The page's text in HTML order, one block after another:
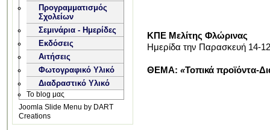
Προγραμματισμός
Σχολείων
Σεμινάρια - Ημερίδες
Εκδόσεις
Αιτήσεις
Φωτογραφικό Υλικό
Διαδραστικό Υλικό
Το blog μας
Joomla Slide Menu by DART
Creations
ΚΠΕ Μελίτης Φλώρινας
Ημερίδα την Παρασκευή 14-
ΘΕΜΑ: «Τοπικά προϊόντα-